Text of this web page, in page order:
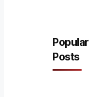
Popular
Posts